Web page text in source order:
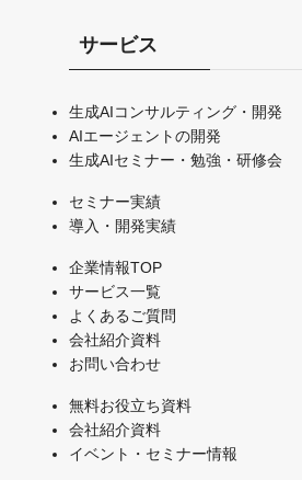
サービス
生成AIコンサルティング・開発
AIエージェントの開発
生成AIセミナー・勉強・研修会
セミナー実績
導入・開発実績
企業情報TOP
サービス一覧
よくあるご質問
会社紹介資料
お問い合わせ
無料お役立ち資料
会社紹介資料
イベント・セミナー情報